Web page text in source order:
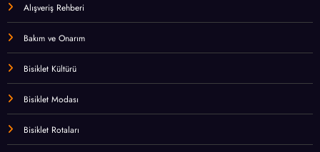
Alışveriş Rehberi
Bakım ve Onarım
Bisiklet Kültürü
Bisiklet Modası
Bisiklet Rotaları